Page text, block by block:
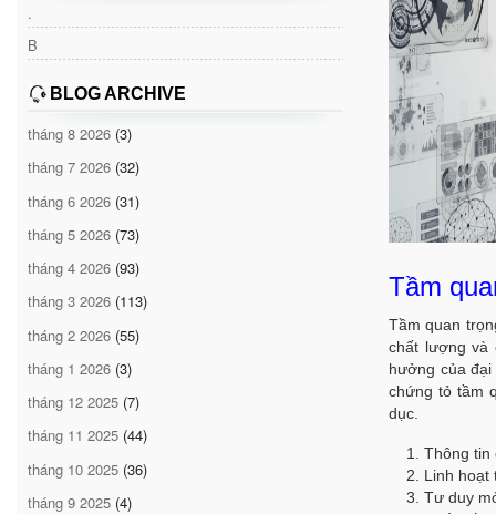
.
B
BLOG ARCHIVE
tháng 8 2026 (3)
tháng 7 2026 (32)
tháng 6 2026 (31)
tháng 5 2026 (73)
tháng 4 2026 (93)
tháng 3 2026 (113)
tháng 2 2026 (55)
tháng 1 2026 (3)
tháng 12 2025 (7)
tháng 11 2025 (44)
tháng 10 2025 (36)
tháng 9 2025 (4)
Tầm
Tầm quan
chất lượng và
hưởng của
chứng tỏ tầm
dục.
Thông tin
Linh hoạt
Tư duy